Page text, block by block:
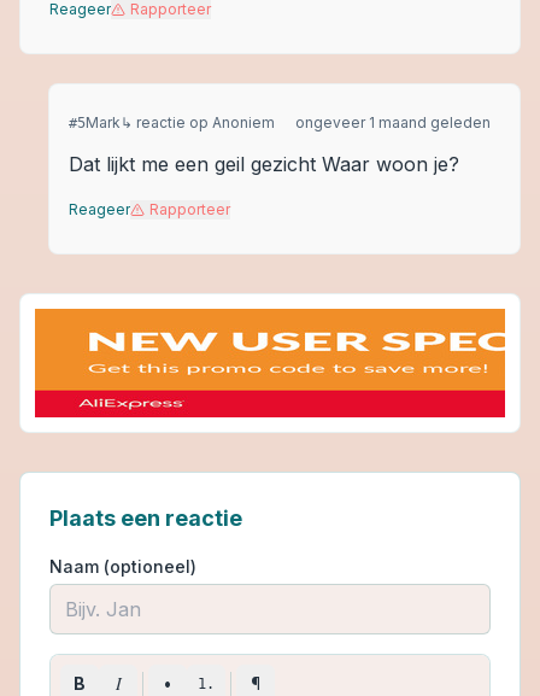
Reageer Rapporteer
#5Mark ↳ reactie op Anoniem ongeveer 1 maand geleden
Dat lijkt me een geil gezicht Waar woon je?
Reageer Rapporteer
Plaats een reactie
Naam (optioneel)
B I • 1. ¶